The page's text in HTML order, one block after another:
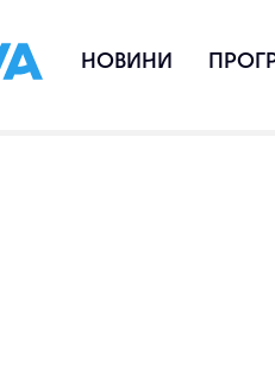
НОВИНИ